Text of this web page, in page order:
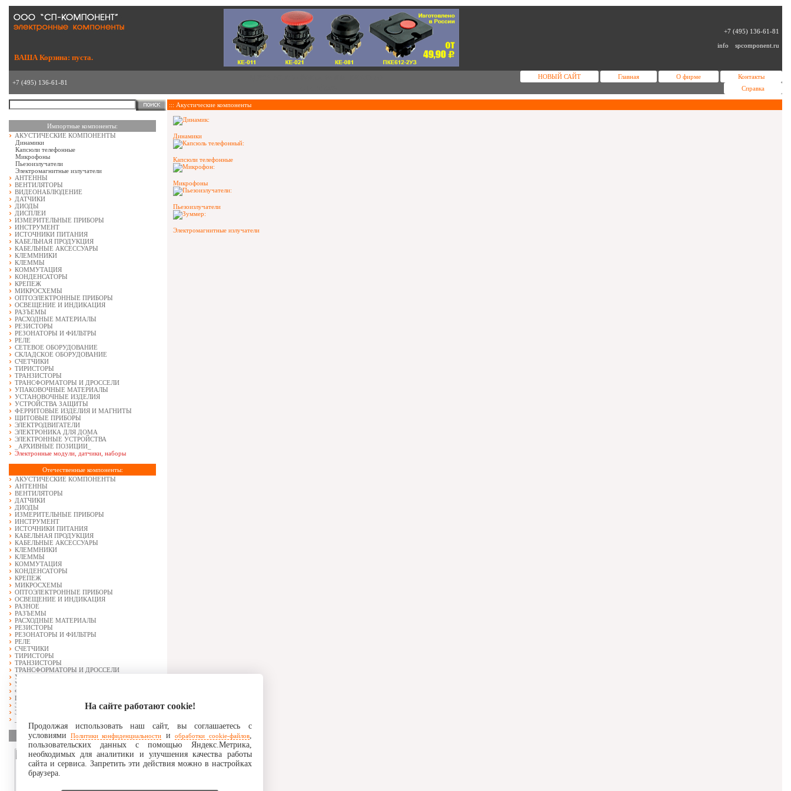
ВАША Корзина: пуста.
+7 (495) 136-61-81
info
spcomponent.ru
+7 (495) 136-61-81
НОВЫЙ САЙТ Главная О фирме
Контакты
Справка
Импортные компоненты:
АКУСТИЧЕСКИЕ КОМПОНЕНТЫ
Динамики
Капсюли телефонные
Микрофоны
Пьезоизлучатели
Электромагнитные излучатели
АНТЕННЫ
ВЕНТИЛЯТОРЫ
ВИДЕОНАБЛЮДЕНИЕ
ДАТЧИКИ
ДИОДЫ
ДИСПЛЕИ
ИЗМЕРИТЕЛЬНЫЕ ПРИБОРЫ
ИНСТРУМЕНТ
ИСТОЧНИКИ ПИТАНИЯ
КАБЕЛЬНАЯ ПРОДУКЦИЯ
КАБЕЛЬНЫЕ АКСЕССУАРЫ
КЛЕММНИКИ
КЛЕММЫ
КОММУТАЦИЯ
КОНДЕНСАТОРЫ
КРЕПЕЖ
МИКРОСХЕМЫ
ОПТОЭЛЕКТРОННЫЕ ПРИБОРЫ
ОСВЕЩЕНИЕ И ИНДИКАЦИЯ
РАЗЪЕМЫ
РАСХОДНЫЕ МАТЕРИАЛЫ
РЕЗИСТОРЫ
РЕЗОНАТОРЫ И ФИЛЬТРЫ
РЕЛЕ
СЕТЕВОЕ ОБОРУДОВАНИЕ
СКЛАДСКОЕ ОБОРУДОВАНИЕ
СЧЕТЧИКИ
ТИРИСТОРЫ
ТРАНЗИСТОРЫ
ТРАНСФОРМАТОРЫ И ДРОССЕЛИ
УПАКОВОЧНЫЕ МАТЕРИАЛЫ
УСТАНОВОЧНЫЕ ИЗДЕЛИЯ
УСТРОЙСТВА ЗАЩИТЫ
ФЕРРИТОВЫЕ ИЗДЕЛИЯ И МАГНИТЫ
ЩИТОВЫЕ ПРИБОРЫ
ЭЛЕКТРОДВИГАТЕЛИ
ЭЛЕКТРОНИКА ДЛЯ ДОМА
ЭЛЕКТРОННЫЕ УСТРОЙСТВА
_АРХИВНЫЕ ПОЗИЦИИ_
Электронные модули, датчики, наборы
Отечественные компоненты:
АКУСТИЧЕСКИЕ КОМПОНЕНТЫ
АНТЕННЫ
ВЕНТИЛЯТОРЫ
ДАТЧИКИ
ДИОДЫ
ИЗМЕРИТЕЛЬНЫЕ ПРИБОРЫ
ИНСТРУМЕНТ
ИСТОЧНИКИ ПИТАНИЯ
КАБЕЛЬНАЯ ПРОДУКЦИЯ
КАБЕЛЬНЫЕ АКСЕССУАРЫ
КЛЕММНИКИ
КЛЕММЫ
КОММУТАЦИЯ
КОНДЕНСАТОРЫ
КРЕПЕЖ
МИКРОСХЕМЫ
ОПТОЭЛЕКТРОННЫЕ ПРИБОРЫ
ОСВЕЩЕНИЕ И ИНДИКАЦИЯ
РАЗНОЕ
РАЗЪЕМЫ
РАСХОДНЫЕ МАТЕРИАЛЫ
РЕЗИСТОРЫ
РЕЗОНАТОРЫ И ФИЛЬТРЫ
РЕЛЕ
СЧЕТЧИКИ
ТИРИСТОРЫ
ТРАНЗИСТОРЫ
ТРАНСФОРМАТОРЫ И ДРОССЕЛИ
УСТАНОВОЧНЫЕ ИЗДЕЛИЯ
УСТРОЙСТВА ЗАЩИТЫ
ФЕРРИТОВЫЕ ИЗДЕЛИЯ И МАГНИТЫ
ЩИТОВЫЕ ПРИБОРЫ
ЭЛЕКТРОВАКУУМНЫЕ ПРИБОРЫ
ЭЛЕКТРОДВИГАТЕЛИ
Наши партнеры:
::: Акустические компоненты
Динамики
Капсюли телефонные
Микрофоны
Пьезоизлучатели
Электромагнитные излучатели
На сайте работают cookie!
Продолжая использовать наш сайт, вы соглашаетесь с
условиями
Политики конфиденциальности иобработки cookie-файлов,
пользовательских данных с помощью Яндекс.Метрика,
необходимых для аналитики и улучшения качества работы
сайта и сервиса. Запретить эти действия можно в настройках
браузера.